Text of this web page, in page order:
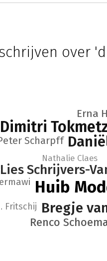
over
Huib
Dimitri
Bregje
Schrijvers-
Renco
Erna
Scharpff
Fritschij
Nathalie Claes